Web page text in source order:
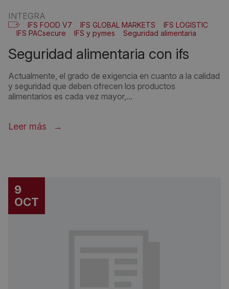
INTEGRA
IFS FOOD V7 IFS GLOBAL MARKETS
IFS LOGISTIC
IFS PACsecure
IFS y pymes Seguridad alimentaria
seguridad alimentaria con ifs
Actualmente, el grado de exigencia en cuanto a la calidad
y seguridad que deben ofrecen los productos
alimentarios es cada vez mayor,...
Leer más
9
OCT